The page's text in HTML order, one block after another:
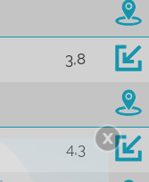
3,8
4,3